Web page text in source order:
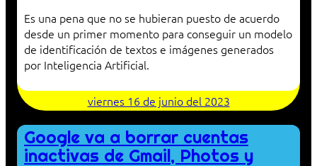
Es una pena que no se hubieran puesto de acuerdo
desde un primer momento para conseguir un modelo
de identificación de textos e imágenes generados
por Inteligencia Artificial.
viernes 16 de junio del 2023
Google va a borrar cuentas
inactivas de Gmail, Photos y